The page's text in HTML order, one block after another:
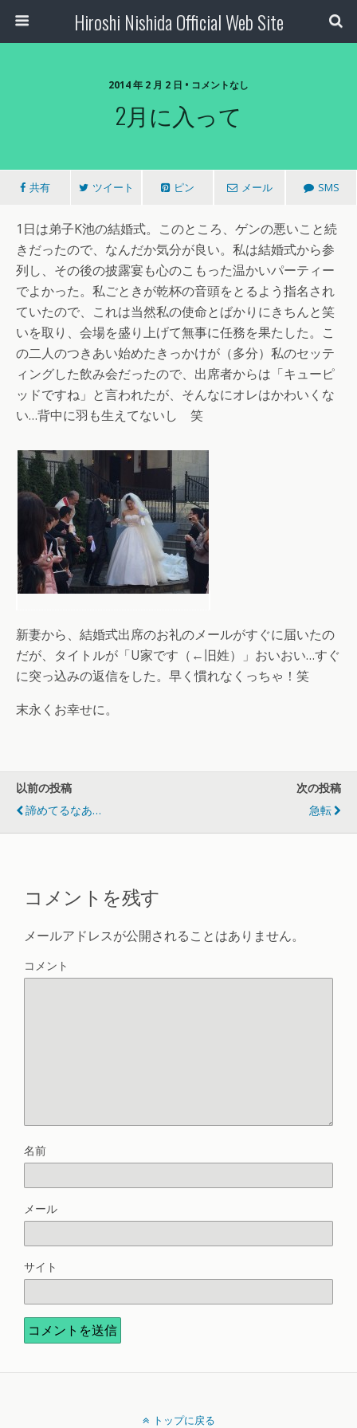
Hiroshi Nishida Official Web Site
2014 年 2 月 2 日 • コメントなし
2月に入って
共有 ツイート ピン メール SMS
1日は弟子K池の結婚式。このところ、ゲンの悪いこと続
きだったので、なんだか気分が良い。私は結婚式から参
列し、その後の披露宴も心のこもった温かいパーティー
でよかった。私ごときが乾杯の音頭をとるよう指名され
ていたので、これは当然私の使命とばかりにきちんと笑
いを取り、会場を盛り上げて無事に任務を果たした。こ
の二人のつきあい始めたきっかけが（多分）私のセッテ
ィングした飲み会だったので、出席者からは「キューピ
ッドですね」と言われたが、そんなにオレはかわいくな
い…背中に羽も生えてないし 笑
新妻から、結婚式出席のお礼のメールがすぐに届いたの
だが、タイトルが「U家です（←旧姓）」おいおい…すぐ
に突っ込みの返信をした。早く慣れなくっちゃ！笑
末永くお幸せに。
以前の投稿
諦めてるなあ…
次の投稿
急転
コメントを残す
メールアドレスが公開されることはありません。
コメント
名前
メール
サイト
トップに戻る